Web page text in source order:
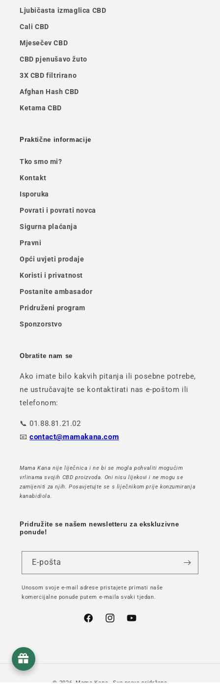
Ljubičasta izmaglica CBD
Cali CBD
Mjesečev CBD
CBD pjenušavo žuto
3X CBD filtrirano
Afghan Hash CBD
Ketama CBD
Praktične informacije
Tko smo mi?
Kontakt
Isporuka
Povrati i povrati novca
Sigurna plaćanja
Pravni
Opći uvjeti prodaje
Koristi i privatnost
Postanite ambasador
Pridruženi program
Sponzorstvo
Obratite nam se
Ako imate bilo kakvih pitanja ili posebne potrebe,
ne ustručavajte se kontaktirati nas e-poštom ili
telefonom:
📞 01.88.81.21.02
📧contact@mamakana.com
Mama Kana nije liječnica i ne bi se mogla pohvaliti mogućim
vrlinama svojih CBD proizvoda. Oni nisu lijekovi i ne mogu se
zamijeniti za njih. Posavjetujte se s liječnikom prije konzumiranja
kanabidiola.
Pridružite se našem newsletteru za ekskluzivne
ponude!
E-pošta
Unosom svoje e-mail adrese pristajete primati naše
komercijalne ponude putem e-maila svaki tjedan.
FacebookInstagramYouTube